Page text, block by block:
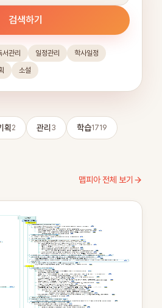
검색하기
서관리 일정관리
학사일정
소설
획 2 관리 3 학습1719
맵피아 전체 보기